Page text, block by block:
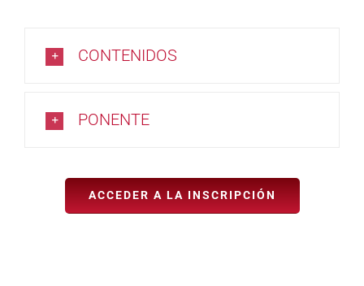
CONTENIDOS
PONENTE
ACCEDER A LA INSCRIPCIÓN